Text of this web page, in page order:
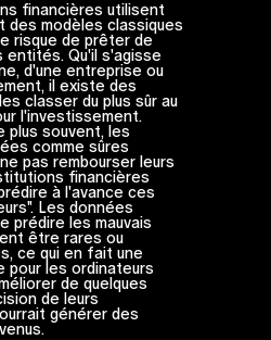
financières utilisent
des modèles classiques
risque de prêter de
entités. Qu'il s'agisse
d'une entreprise ou
il existe des
classer du plus sûr au
l'investissement.
plus souvent, les
comme sûres
pas rembourser leurs
financières
à l'avance ces
Les données
prédire les mauvais
être rares ou
ce qui en fait une
pour les ordinateurs
de quelques
de leurs
générer des